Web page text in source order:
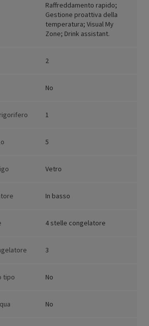
Raffreddamento rapido;
Gestione proattiva della
temperatura; Visual My
Zone; Drink assistant.
2
No
1
5
Vetro
In basso
4 stelle congelatore
3
tipo No
No